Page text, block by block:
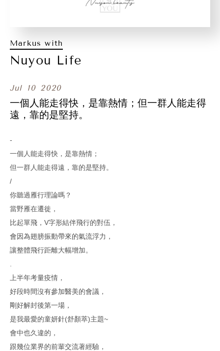
Markus with
Nuyou Life
Jul 10 2020
一個人能走得快，是靠熱情；但一群人能走得
遠，靠的是堅持。
-
一個人能走得快，是靠熱情；
但一群人能走得遠，靠的是堅持。
/
你聽過雁行理論嗎？
當野雁在遷徙，
比起單飛，V字形結伴飛行的對伍，
會因為翅膀振動帶來的氣流浮力，
讓整體飛行距離大幅增加。
上半年考量疫情，
好段時間沒有參加醫美的會議，
剛好解封後第一場，
是我最愛的童妍針(舒顏萃)主題~
會中也久違的，
跟幾位業界的前輩交流著經驗，